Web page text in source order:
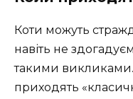
Коти можуть
навіть не
такими
приходять